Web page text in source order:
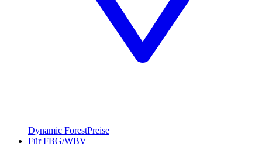
Dynamic ForestPreise
Für FBG/WBV